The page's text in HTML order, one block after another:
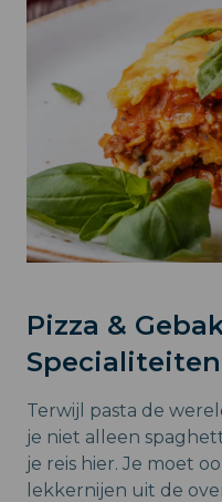
Pizza &
Terwijl pasta de
je niet alleen
je reis hier. Je moet
lekkernijen uit de